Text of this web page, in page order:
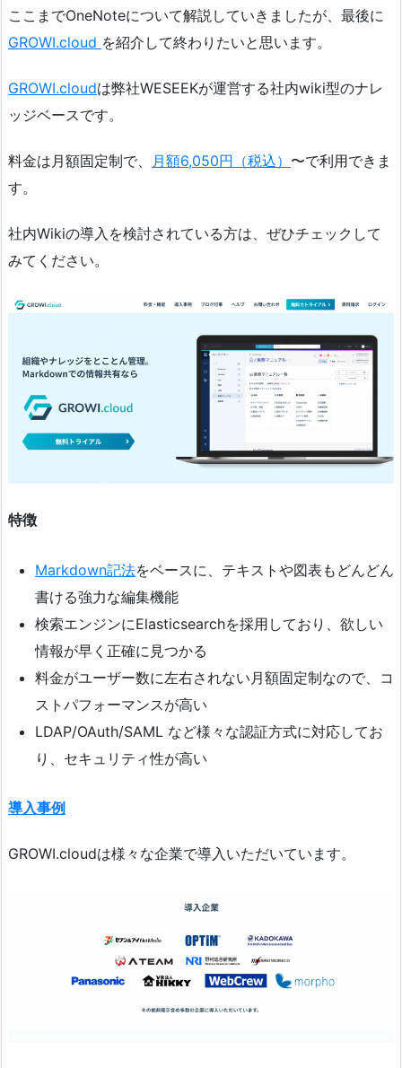
ここまでOneNoteについて解説していきましたが、最後に
GROWI.cloud を紹介して終わりたいと思います。
GROWI.cloudは弊社WESEEKが運営する社内wiki型のナレ
ッジベースです。
料金は月額固定制で、 月額6,050円（税込） 〜で利用できま
す。
社内Wikiの導入を検討されている方は、ぜひチェックして
みてください。
特徴
Markdown記法をベースに、テキストや図表もどんどん
書ける強力な編集機能
検索エンジンにElasticsearchを採用しており、欲しい
情報が早く正確に見つかる
料金がユーザー数に左右されない月額固定制なので、コ
ストパフォーマンスが高い
LDAP/OAuth/SAML など様々な認証方式に対応してお
り、セキュリティ性が高い
導入事例
GROWI.cloudは様々な企業で導入いただいています。